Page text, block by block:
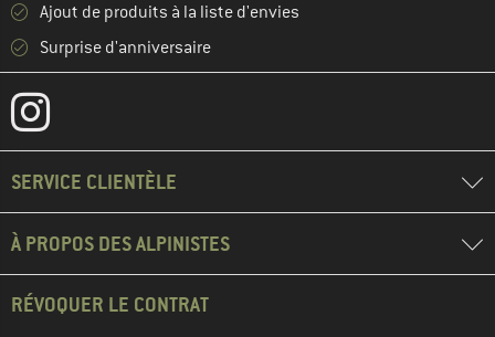
Ajout de produits à la liste d'envies
Surprise d'anniversaire
SERVICE CLIENTÈLE
À PROPOS DES ALPINISTES
RÉVOQUER LE CONTRAT